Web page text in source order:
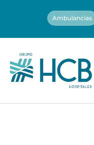
Ambulancias